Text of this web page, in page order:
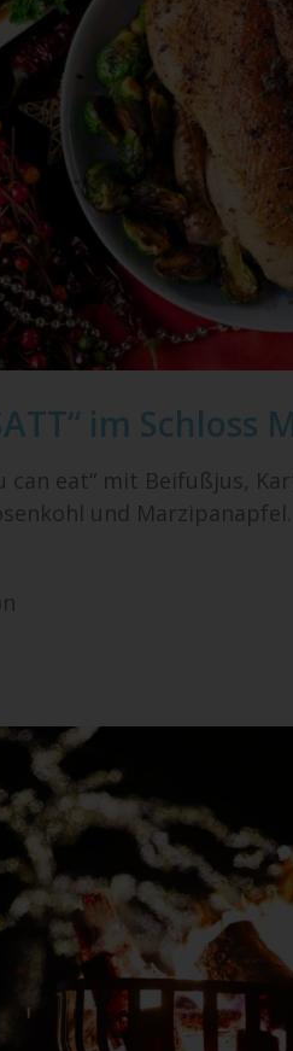
im Schloss
can eat“ mit Beifußjus,
und Marzipanapfel.